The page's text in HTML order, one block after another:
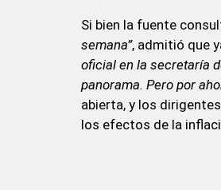
Si bien la fuente
semana”, admitió que
oficial en la secretaría
panorama. Pero por
abierta, y los
los efectos de la